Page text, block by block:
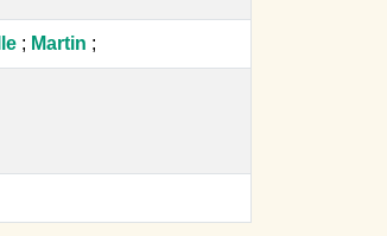
; Martin ;